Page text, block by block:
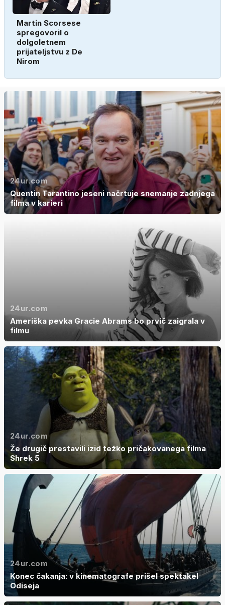
Martin Scorsese
spregovoril o
dolgoletnem
prijateljstvu z De
Nirom
24ur.com
Quentin Tarantino jeseni načrtuje snemanje zadnjega
filma v karieri
24ur.com
Ameriška pevka Gracie Abrams bo prvič zaigrala v
filmu
24ur.com
Že drugič prestavili izid težko pričakovanega filma
Shrek 5
24ur.com
Konec čakanja: v kinematografe prišel spektakel
Odiseja